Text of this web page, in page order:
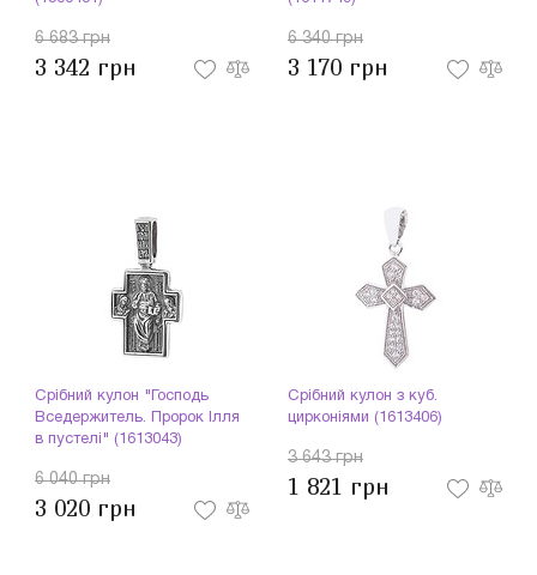
6 683 грн
3 342 грн
6 340 грн
3 170 грн
Срібний кулон "Господь
Вседержитель. Пророк Ілля
в пустелі" (1613043)
6 040 грн
3 020 грн
Срібний кулон з куб.
цирконіями (1613406)
3 643 грн
1 821 грн